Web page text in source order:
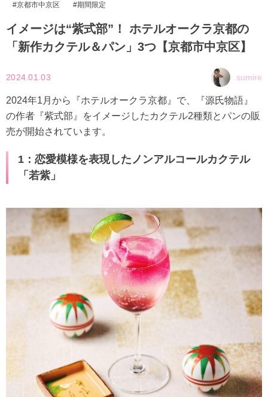
京都市中京区 期間限定
イメージは“紫式部”！ ホテルオークラ京都の
「新作カクテル＆パン」3つ【京都市中京区】
2024.01.03 sumire
2024年1月から『ホテルオークラ京都』で、『源氏物語』
の作者『紫式部』をイメージしたカクテル2種類とパンの販
売が開始されています。
1：恋愛模様を表現したノンアルコールカクテル
「若紫」